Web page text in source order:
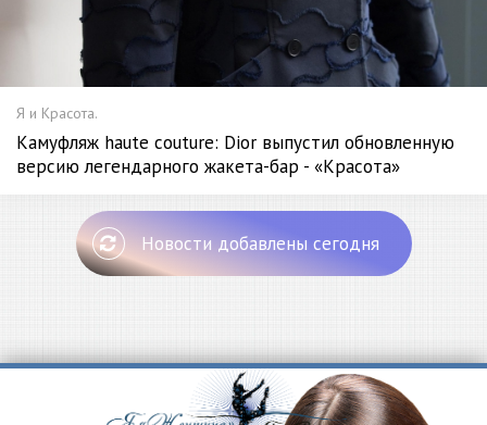
Я и Красота.
Камуфляж haute couture: Dior выпустил обновленную
версию легендарного жакета-бар - «Красота»
Новости добавлены сегодня